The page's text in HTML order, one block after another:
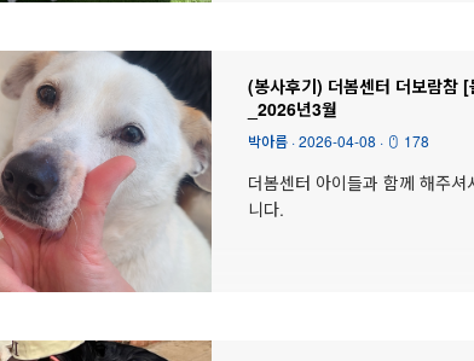
(봉사후기) 더봄센터 더보람참
_2026년3월
박아름 ·2026-04-08 · 178
더봄센터 아이들과 함께 해주셔
니다.